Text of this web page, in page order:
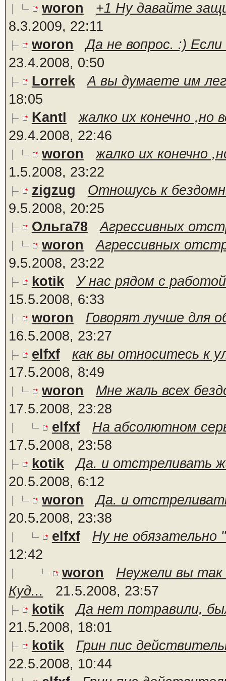
woron
+1 Ну давайте
8.3.2009, 22:11
woron
Да не вопрос. :)
23.4.2008, 0:50
Lorrek
А вы думаете им
18:05
Kantl
жалко их конечно ,но
29.4.2008, 22:46
woron
жалко их конечно
1.5.2008, 23:22
zigzug
Отношусь к
9.5.2008, 20:25
Ольга78
Агрессивных
woron
Агрессивных
9.5.2008, 23:22
kotik
У нас рядом с
15.5.2008, 6:33
woron
Говорят лучше для
16.5.2008, 23:27
elfxf
как вы относитесь к
17.5.2008, 8:49
woron
Мне жаль всех
17.5.2008, 23:28
elfxf
На абсолютном
17.5.2008, 23:58
kotik
Да. и отстреливать
20.5.2008, 6:12
woron
Да. и
20.5.2008, 23:38
elfxf
Ну не
12:42
woron
Неужели вы
Куд...
21.5.2008, 23:57
kotik
Да нет потравили,
21.5.2008, 18:01
kotik
Грин пис
22.5.2008, 10:44